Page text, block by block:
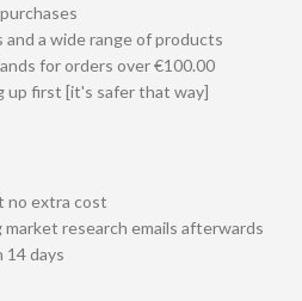
a wide range of products
for orders over €100.00
up first [it's safer that way]
no extra cost
research emails afterwards
days